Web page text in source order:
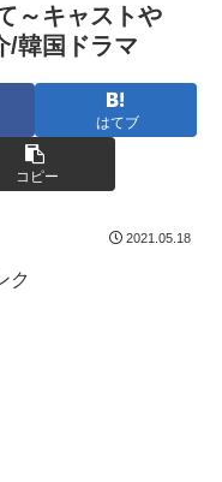
～キャストや
韓国ドラマ
はてブ
コピー
2021.05.18
ク